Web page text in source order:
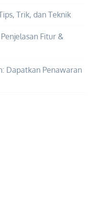
Trik, dan Teknik
Fitur &
Dapatkan Penawaran